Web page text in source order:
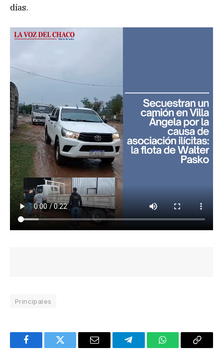
días.
Principales
FacebookTwitter Email TelegramWhatsAppCopy